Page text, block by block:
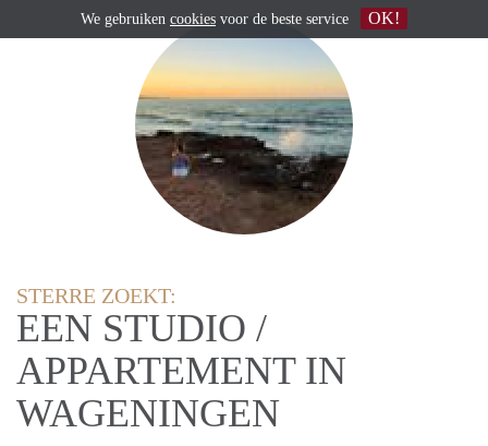
STERRE ZOEKT:
EEN STUDIO /
APPARTEMENT IN
WAGENINGEN
We gebruiken cookies voor de beste service OK!